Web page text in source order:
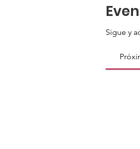
Sigue y